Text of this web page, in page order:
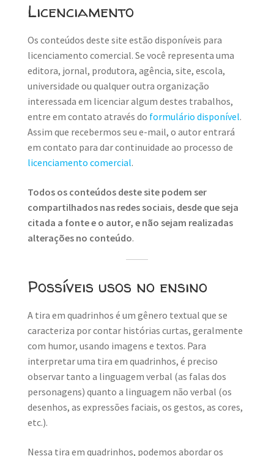
Licenciamento
Os conteúdos deste site estão disponíveis para
licenciamento comercial. Se você representa uma
editora, jornal, produtora, agência, site, escola,
universidade ou qualquer outra organização
interessada em licenciar algum destes trabalhos,
entre em contato através do formulário disponível.
Assim que recebermos seu e-mail, o autor entrará
em contato para dar continuidade ao processo de
licenciamento comercial.
Todos os conteúdos deste site podem ser
compartilhados nas redes sociais, desde que seja
citada a fonte e o autor, e não sejam realizadas
alterações no conteúdo.
Possíveis usos no ensino
A tira em quadrinhos é um gênero textual que se
caracteriza por contar histórias curtas, geralmente
com humor, usando imagens e textos. Para
interpretar uma tira em quadrinhos, é preciso
observar tanto a linguagem verbal (as falas dos
personagens) quanto a linguagem não verbal (os
desenhos, as expressões faciais, os gestos, as cores,
etc.).
Nessa tira em quadrinhos, podemos abordar os